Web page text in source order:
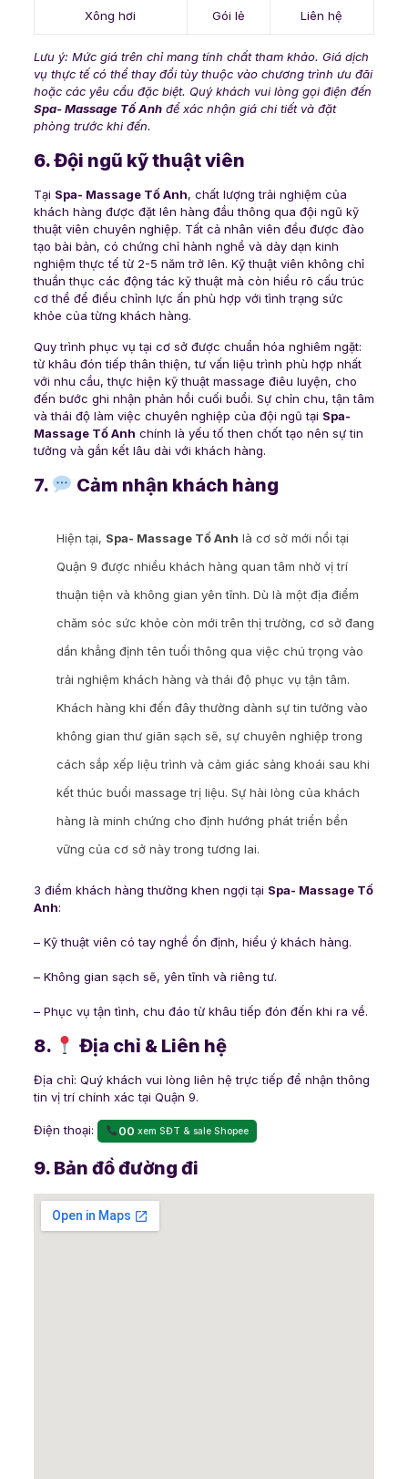
Xông hơi Gói lẻ Liên hệ
Lưu ý: Mức giá trên chỉ mang tính chất tham khảo. Giá dịch
vụ thực tế có thể thay đổi tùy thuộc vào chương trình ưu đãi
hoặc các yêu cầu đặc biệt. Quý khách vui lòng gọi điện đến
Spa- Massage Tố Anhđể xác nhận giá chi tiết và đặt
phòng trước khi đến.
6. Đội ngũ kỹ thuật viên
Tại Spa- Massage Tố Anh, chất lượng trải nghiệm của
khách hàng được đặt lên hàng đầu thông qua đội ngũ kỹ
thuật viên chuyên nghiệp. Tất cả nhân viên đều được đào
tạo bài bản, có chứng chỉ hành nghề và dày dạn kinh
nghiệm thực tế từ 2-5 năm trở lên. Kỹ thuật viên không chỉ
thuần thục các động tác kỹ thuật mà còn hiểu rõ cấu trúc
cơ thể để điều chỉnh lực ấn phù hợp với tình trạng sức
khỏe của từng khách hàng.
Quy trình phục vụ tại cơ sở được chuẩn hóa nghiêm ngặt:
từ khâu đón tiếp thân thiện, tư vấn liệu trình phù hợp nhất
với nhu cầu, thực hiện kỹ thuật massage điêu luyện, cho
đến bước ghi nhận phản hồi cuối buổi. Sự chỉn chu, tận tâm
và thái độ làm việc chuyên nghiệp của đội ngũ tại Spa-
Massage Tố Anh chính là yếu tố then chốt tạo nên sự tin
tưởng và gắn kết lâu dài với khách hàng.
7. Cảm nhận khách hàng
Hiện tại, Spa- Massage Tố Anh là cơ sở mới nổi tại
Quận 9 được nhiều khách hàng quan tâm nhờ vị trí
thuận tiện và không gian yên tĩnh. Dù là một địa điểm
chăm sóc sức khỏe còn mới trên thị trường, cơ sở đang
dần khẳng định tên tuổi thông qua việc chú trọng vào
trải nghiệm khách hàng và thái độ phục vụ tận tâm.
Khách hàng khi đến đây thường dành sự tin tưởng vào
không gian thư giãn sạch sẽ, sự chuyên nghiệp trong
cách sắp xếp liệu trình và cảm giác sảng khoái sau khi
kết thúc buổi massage trị liệu. Sự hài lòng của khách
hàng là minh chứng cho định hướng phát triển bền
vững của cơ sở này trong tương lai.
3 điểm khách hàng thường khen ngợi tại Spa- Massage Tố
Anh:
– Kỹ thuật viên có tay nghề ổn định, hiểu ý khách hàng.
– Không gian sạch sẽ, yên tĩnh và riêng tư.
– Phục vụ tận tình, chu đáo từ khâu tiếp đón đến khi ra về.
8. Địa chỉ & Liên hệ
Địa chỉ: Quý khách vui lòng liên hệ trực tiếp để nhận thông
tin vị trí chính xác tại Quận 9.
Điện thoại: 00 xem SĐT & sale Shopee
9. Bản đồ đường đi